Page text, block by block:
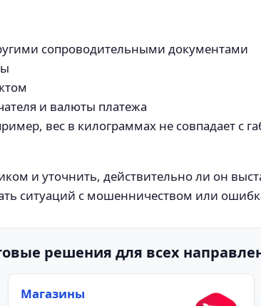
сопроводительными документами
и валюты платежа
вес в килограммах не совпадает с
и уточнить, действительно ли он
ситуаций с мошенничеством или
решения для всех
Магазины